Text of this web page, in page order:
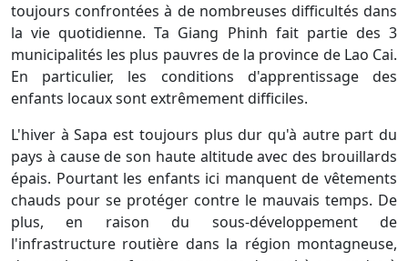
toujours confrontées à de nombreuses difficultés dans
la vie quotidienne. Ta Giang Phinh fait partie des 3
municipalités les plus pauvres de la province de Lao Cai.
En particulier, les conditions d'apprentissage des
enfants locaux sont extrêmement difficiles.
L'hiver à Sapa est toujours plus dur qu'à autre part du
pays à cause de son haute altitude avec des brouillards
épais. Pourtant les enfants ici manquent de vêtements
chauds pour se protéger contre le mauvais temps. De
plus, en raison du sous-développement de
l'infrastructure routière dans la région montagneuse,